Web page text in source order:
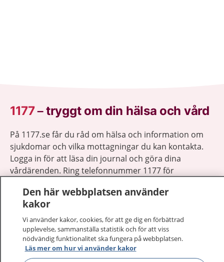
1177–tryggt om din hälsa och vård
På 1177.se får du råd om hälsa och information om
sjukdomar och vilka mottagningar du kan kontakta.
Logga in för att läsa din journal och göra dina
vårdärenden. Ring telefonnummer 1177 för
1177 ger dig råd när du vill må bättre.
Visa
Den här webbplatsen använder
kakor
Vi använder kakor, cookies, för att ge dig en förbättrad
upplevelse, sammanställa statistik och för att viss
nödvändig funktionalitet ska fungera på webbplatsen.
Läs mer om hur vi använder kakor